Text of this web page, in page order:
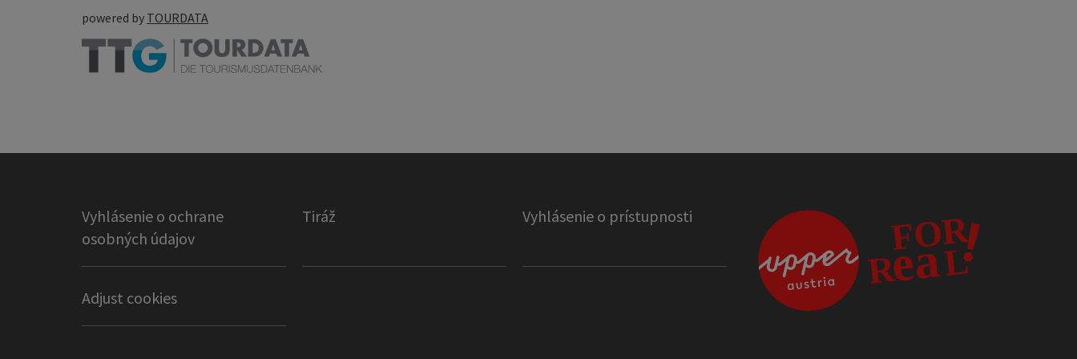
powered by TOURDATA
Vyhlásenie o ochrane
osobných údajov
Tiráž Vyhlásenie o prístupnosti
Adjust cookies